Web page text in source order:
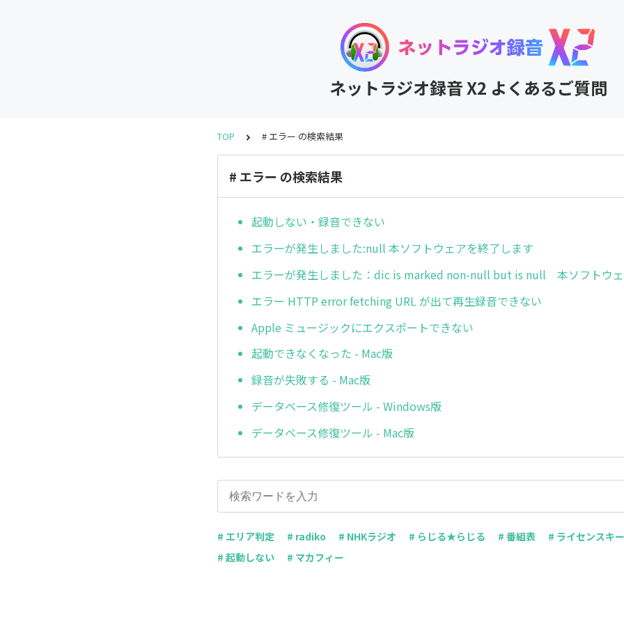
ネットラジオ録音 X2 よくあるご質問
TOP # エラー の検索結果
# エラー の検索結果
起動しない・録音できない
エラーが発生しました:null 本ソフトウェアを終了します
エラーが発生しました：dic is marked non-null but is null 本ソフトウ
エラー HTTP error fetching URL が出て再生録音できない
Apple ミュージックにエクスポートできない
起動できなくなった - Mac版
録音が失敗する - Mac版
データベース修復ツール - Windows版
データベース修復ツール - Mac版
# エリア判定 # radiko # NHKラジオ # らじる★らじる # 番組表 # ライセンスキー
# 起動しない
# マカフィー